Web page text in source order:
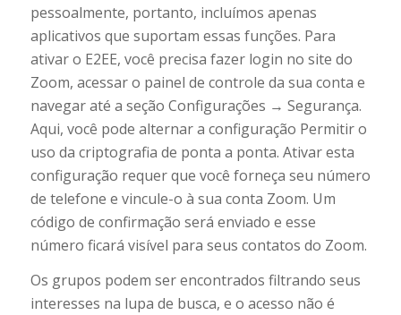
pessoalmente, portanto, incluímos apenas
aplicativos que suportam essas funções. Para
ativar o E2EE, você precisa fazer login no site do
Zoom, acessar o painel de controle da sua conta e
navegar até a seção Configurações → Segurança.
Aqui, você pode alternar a configuração Permitir o
uso da criptografia de ponta a ponta. Ativar esta
configuração requer que você forneça seu número
de telefone e vincule-o à sua conta Zoom. Um
código de confirmação será enviado e esse
número ficará visível para seus contatos do Zoom.
Os grupos podem ser encontrados filtrando seus
interesses na lupa de busca, e o acesso não é